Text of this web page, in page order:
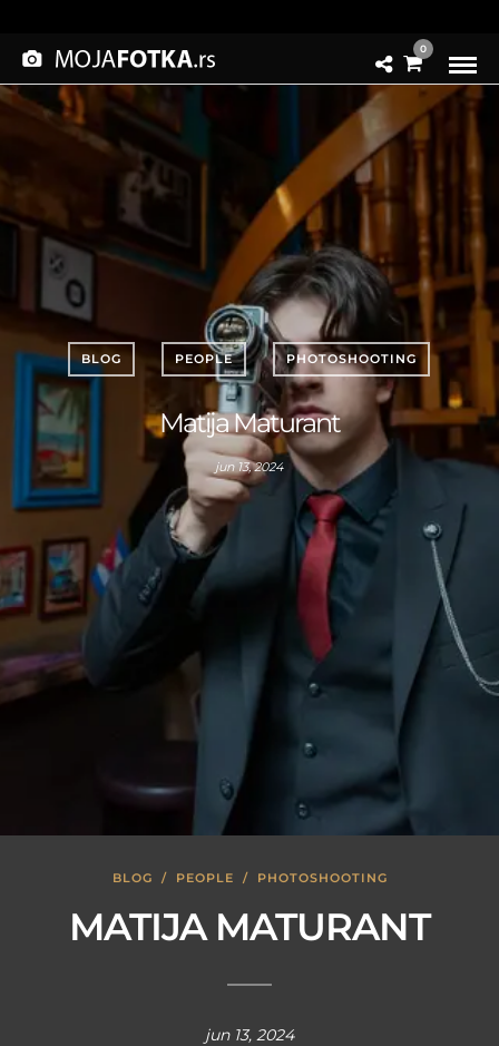
0
BLOG PEOPLE PHOTOSHOOTING
Matija Maturant
jun 13, 2024
BLOG / PEOPLE / PHOTOSHOOTING
MATIJA MATURANT
jun 13, 2024